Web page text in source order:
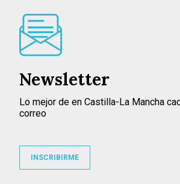
Newsletter
Lo mejor de en Castilla-La Mancha
correo
INSCRIBIRME